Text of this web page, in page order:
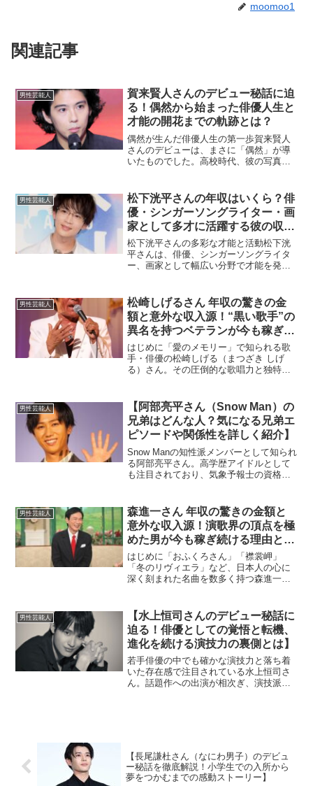
moomoo1
関連記事
男性芸能人
賀来賢人さんのデビュー秘話に迫
る！偶然から始まった俳優人生と
才能の開花までの軌跡とは？
偶然が生んだ俳優人生の第一歩賀来賢人
さんのデビューは、まさに「偶然」が導
いたものでした。高校時代、彼の写真を
りです。一般的にオーディションやモデ
ル活動を経て芸能界入りす...
男性芸能人
松下洸平さんの年収はいくら？俳
優・シンガーソングライター・画
家として多才に活躍する彼の収入
源とその実態を徹底解説！
松下洸平さんの多彩な才能と活動松下洸
平さんは、俳優、シンガーソングライタ
ー、画家として幅広い分野で才能を発揮
への出演で注目を集め、その演技力が高
く評価されています。...
男性芸能人
松崎しげるさん 年収の驚きの金
額と意外な収入源！“黒い歌手”の
異名を持つベテランが今も稼ぎ続
ける理由とは！
はじめに「愛のメモリー」で知られる歌
手・俳優の松崎しげる（まつざき しげ
る）さん。その圧倒的な歌唱力と独特の
れるエンターテイナーです。近年ではバ
ラエティ番組やCMで...
男性芸能人
【阿部亮平さん（Snow Man）の
兄弟はどんな人？気になる兄弟エ
ピソードや関係性を詳しく紹介】
Snow Manの知性派メンバーとして知られ
る阿部亮平さん。高学歴アイドルとして
も注目されており、気象予報士の資格を
でしょうか？今回は「阿部亮平 Snow
Man 兄弟...
男性芸能人
森進一さん 年収の驚きの金額と
意外な収入源！演歌界の頂点を極
めた男が今も稼ぎ続ける理由と成
功の裏側！
はじめに「おふくろさん」「襟裳岬」
「冬のリヴィエラ」など、日本人の心に
深く刻まれた名曲を数多く持つ森進一さ
けてきた生ける伝説です。演歌という枠
にとどまらず、心に沁み...
男性芸能人
【水上恒司さんのデビュー秘話に
迫る！俳優としての覚悟と転機、
進化を続ける演技力の裏側とは】
若手俳優の中でも確かな演技力と落ち着
いた存在感で注目されている水上恒司さ
ん。話題作への出演が相次ぎ、演技派と
【長尾謙杜さん（なにわ男子）のデビュ
ー秘話を徹底解説！小学生での入所から
夢をつかむまでの感動ストーリー】